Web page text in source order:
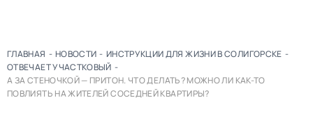
ГЛАВНАЯ - НОВОСТИ - ИНСТРУКЦИИ ДЛЯ ЖИЗНИ В СОЛИГОРСКЕ -
ОТВЕЧАЕТ УЧАСТКОВЫЙ -
А ЗА СТЕНОЧКОЙ — ПРИТОН. ЧТО ДЕЛАТЬ? МОЖНО ЛИ КАК-ТО
ПОВЛИЯТЬ НА ЖИТЕЛЕЙ СОСЕДНЕЙ КВАРТИРЫ?